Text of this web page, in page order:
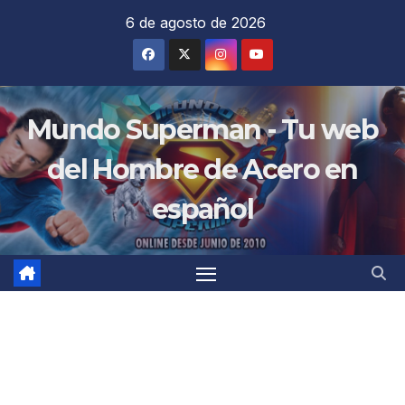
6 de agosto de 2026
Mundo Superman - Tu web
del Hombre de Acero en
español